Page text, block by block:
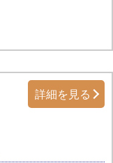
詳細を見る